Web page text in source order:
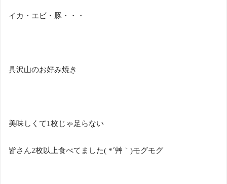
イカ・エビ・豚・・・
具沢山のお好み焼き
美味しくて1枚じゃ足らない
皆さん2枚以上食べてました( *´艸｀ )モグモグ